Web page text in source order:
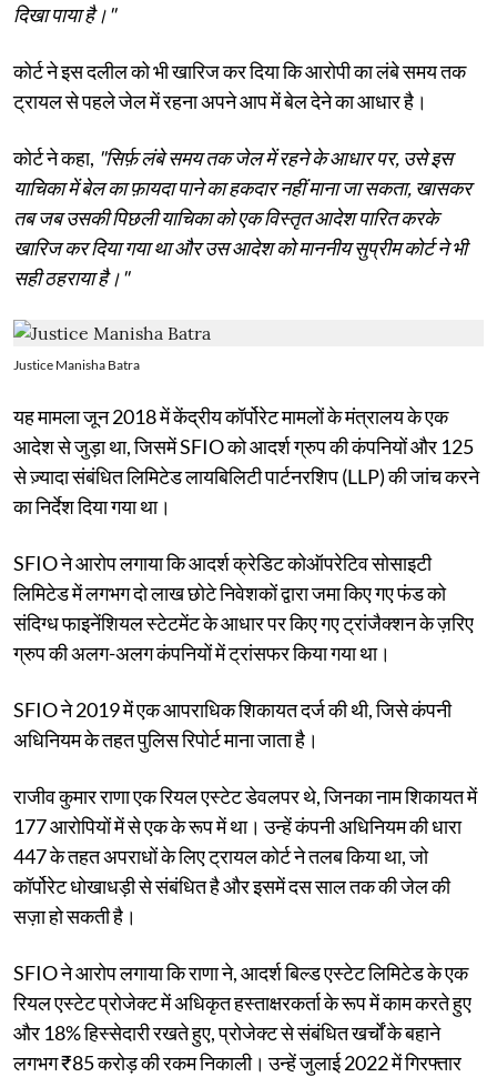
दिखा पाया है।"
कोर्ट ने इस दलील को भी खारिज कर दिया कि आरोपी का लंबे समय तक
ट्रायल से पहले जेल में रहना अपने आप में बेल देने का आधार है।
कोर्ट ने कहा, "सिर्फ़ लंबे समय तक जेल में रहने के आधार पर, उसे इस
याचिका में बेल का फ़ायदा पाने का हकदार नहीं माना जा सकता, खासकर
तब जब उसकी पिछली याचिका को एक विस्तृत आदेश पारित करके
खारिज कर दिया गया था और उस आदेश को माननीय सुप्रीम कोर्ट ने भी
सही ठहराया है।"
Justice Manisha Batra
यह मामला जून 2018 में केंद्रीय कॉर्पोरेट मामलों के मंत्रालय के एक
आदेश से जुड़ा था, जिसमें SFIO को आदर्श ग्रुप की कंपनियों और 125
से ज़्यादा संबंधित लिमिटेड लायबिलिटी पार्टनरशिप (LLP) की जांच करने
का निर्देश दिया गया था।
SFIO ने आरोप लगाया कि आदर्श क्रेडिट कोऑपरेटिव सोसाइटी
लिमिटेड में लगभग दो लाख छोटे निवेशकों द्वारा जमा किए गए फंड को
संदिग्ध फाइनेंशियल स्टेटमेंट के आधार पर किए गए ट्रांजैक्शन के ज़रिए
ग्रुप की अलग-अलग कंपनियों में ट्रांसफर किया गया था।
SFIO ने 2019 में एक आपराधिक शिकायत दर्ज की थी, जिसे कंपनी
अधिनियम के तहत पुलिस रिपोर्ट माना जाता है।
राजीव कुमार राणा एक रियल एस्टेट डेवलपर थे, जिनका नाम शिकायत में
177 आरोपियों में से एक के रूप में था। उन्हें कंपनी अधिनियम की धारा
447 के तहत अपराधों के लिए ट्रायल कोर्ट ने तलब किया था, जो
कॉर्पोरेट धोखाधड़ी से संबंधित है और इसमें दस साल तक की जेल की
सज़ा हो सकती है।
SFIO ने आरोप लगाया कि राणा ने, आदर्श बिल्ड एस्टेट लिमिटेड के एक
रियल एस्टेट प्रोजेक्ट में अधिकृत हस्ताक्षरकर्ता के रूप में काम करते हुए
और 18% हिस्सेदारी रखते हुए, प्रोजेक्ट से संबंधित खर्चों के बहाने
लगभग ₹85 करोड़ की रकम निकाली। उन्हें जुलाई 2022 में गिरफ्तार